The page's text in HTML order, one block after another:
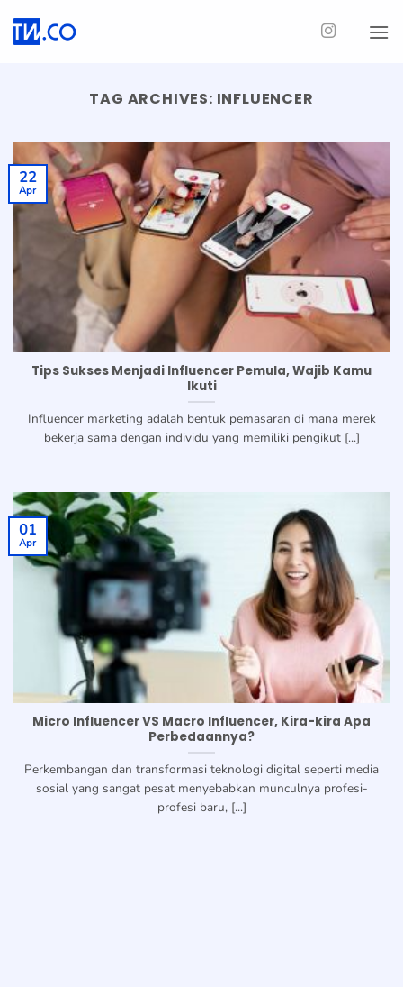
TAG ARCHIVES: INFLUENCER
Tips Sukses Menjadi Influencer Pemula, Wajib Kamu
Ikuti
Influencer marketing adalah bentuk pemasaran di mana merek
bekerja sama dengan individu yang memiliki pengikut [...]
22
Apr
Micro Influencer VS Macro Influencer, Kira-kira Apa
Perbedaannya?
Perkembangan dan transformasi teknologi digital seperti media
sosial yang sangat pesat menyebabkan munculnya profesi-
profesi baru, [...]
01
Apr